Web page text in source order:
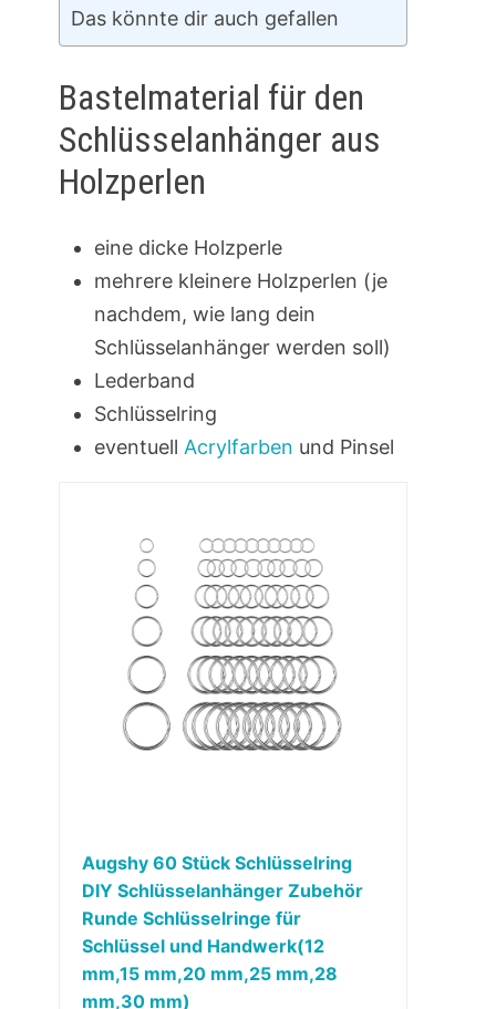
Das könnte dir auch gefallen
Bastelmaterial für den
Schlüsselanhänger aus
Holzperlen
eine dicke Holzperle
mehrere kleinere Holzperlen (je
nachdem, wie lang dein
Schlüsselanhänger werden soll)
Lederband
Schlüsselring
eventuell Acrylfarben und Pinsel
Augshy 60 Stück Schlüsselring
DIY Schlüsselanhänger Zubehör
Runde Schlüsselringe für
Schlüssel und Handwerk(12
mm,15 mm,20 mm,25 mm,28
mm,30 mm)